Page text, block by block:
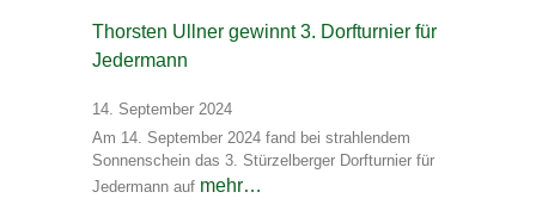
Thorsten Ullner gewinnt 3. Dorfturnier für
Jedermann
14. September 2024
Am 14. September 2024 fand bei strahlendem
Sonnenschein das 3. Stürzelberger Dorfturnier für
Jedermann auf mehr…